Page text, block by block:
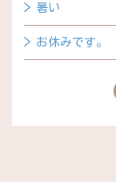
暑い
お休みです。